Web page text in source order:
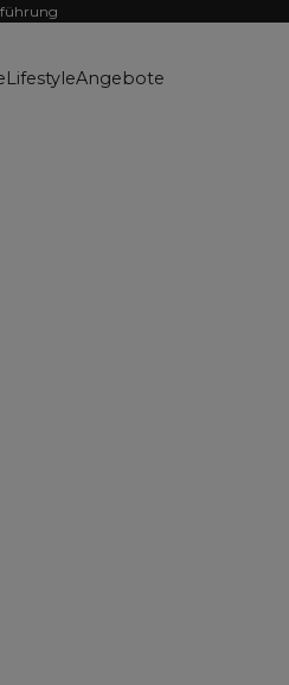
LifestyleAngebote